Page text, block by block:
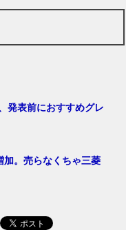
発表前におすすめグレ
加。売らなくちゃ三菱